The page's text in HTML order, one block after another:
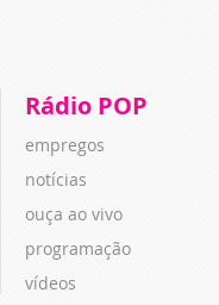
Rádio POP
empregos
notícias
ouça ao vivo
programação
vídeos